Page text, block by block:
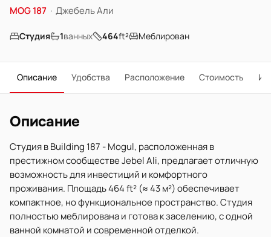
MOG 187 · Джебель Али
Студия 1ванных 464ft² Меблирован
Описание Удобства Расположение Стоимость
Описание
Студия в Building 187 - Mogul, расположенная в
престижном сообществе Jebel Ali, предлагает отличную
возможность для инвестиций и комфортного
проживания. Площадь 464 ft² (≈ 43 м²) обеспечивает
компактное, но функциональное пространство. Студия
полностью меблирована и готова к заселению, с одной
ванной комнатой и современной отделкой.